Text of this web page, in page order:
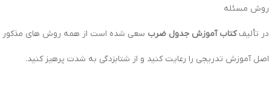
روش مسئله
در تألیفکتاب آموزش جدول ضرب سعی شده است از همه روش های مذکور
اصل آموزش تدریجی را رعایت کنید و از شتابزدگی به شدت پرهیز کنید.